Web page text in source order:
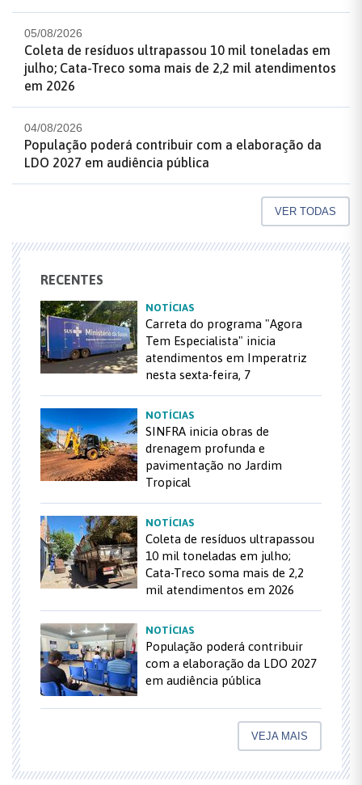
05/08/2026
Coleta de resíduos ultrapassou 10 mil toneladas em
julho; Cata-Treco soma mais de 2,2 mil atendimentos
em 2026
04/08/2026
População poderá contribuir com a elaboração da
LDO 2027 em audiência pública
VER TODAS
RECENTES
NOTÍCIAS
Carreta do programa "Agora
Tem Especialista" inicia
atendimentos em Imperatriz
nesta sexta-feira, 7
NOTÍCIAS
SINFRA inicia obras de
drenagem profunda e
pavimentação no Jardim
Tropical
NOTÍCIAS
Coleta de resíduos ultrapassou
10 mil toneladas em julho;
Cata-Treco soma mais de 2,2
mil atendimentos em 2026
NOTÍCIAS
População poderá contribuir
com a elaboração da LDO 2027
em audiência pública
VEJA MAIS